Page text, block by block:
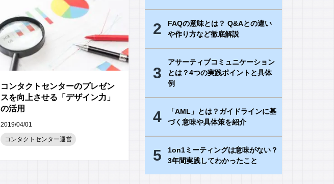
コンタクトセンターのプレゼン
スを向上させる「デザイン力」
の活用
2019/04/01
コンタクトセンター運営
2
FAQの意味とは？ Q&Aとの違い
や作り方など徹底解説
3
アサーティブコミュニケーション
とは？4つの実践ポイントと具体
例
4
「AML」とは？ガイドラインに基
づく意味や具体策を紹介
5
1on1ミーティングは意味がない？
3年間実践してわかったこと